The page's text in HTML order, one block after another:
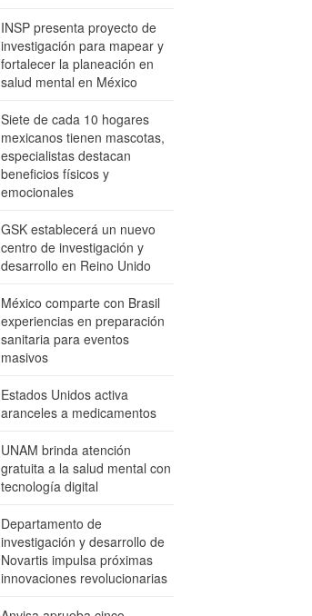
INSP presenta proyecto de
investigación para mapear y
fortalecer la planeación en
salud mental en México
Siete de cada 10 hogares
mexicanos tienen mascotas,
especialistas destacan
beneficios físicos y
emocionales
GSK establecerá un nuevo
centro de investigación y
desarrollo en Reino Unido
México comparte con Brasil
experiencias en preparación
sanitaria para eventos
masivos
Estados Unidos activa
aranceles a medicamentos
UNAM brinda atención
gratuita a la salud mental con
tecnología digital
Departamento de
investigación y desarrollo de
Novartis impulsa próximas
innovaciones revolucionarias